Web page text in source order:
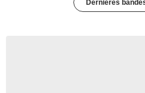
Dernières